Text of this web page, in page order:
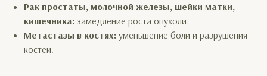
Рак простаты, молочной железы, шейки матки,
кишечника: замедление роста опухоли.
Метастазы в костях: уменьшение боли и разрушения
костей.